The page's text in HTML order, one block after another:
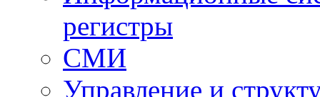
регистры
СМИ
Управление и